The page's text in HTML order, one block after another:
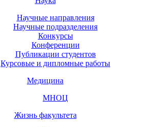
Научные направления
Научные подразделения
Конкурсы
Конференции
Публикации студентов
Курсовые и дипломные работы
Медицина
МНОЦ
Жизнь факультета